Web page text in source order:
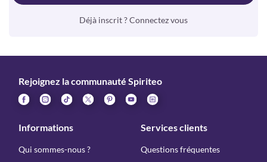
Déjà inscrit ? Connectez vous
Rejoignez la communauté Spiriteo
Informations
Qui sommes-nous ?
Services clients
Questions fréquentes